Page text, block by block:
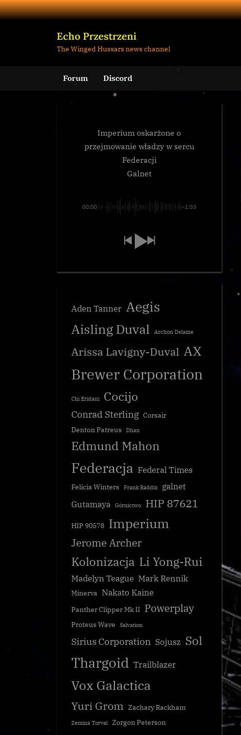
Skip
to
Echo Przestrzeni
The Winged Hussars news channel
Forum Discord
Podsumowanie tygodnia
Galnet
Imperium oskarżone o
przejmowanie władzy w sercu
Federacji
Galnet
00:00 -1:55
Aden Tanner Aegis
Aisling Duval Archon Delaine
Arissa Lavigny-Duval AX
Brewer Corporation
Chi Eridani Cocijo
Conrad Sterling Corsair
Denton Patreus
Dhan
Edmund Mahon
Federacja Federal Times
Felicia Winters Frank Raddix
galnet
Gutamaya
Górnictwo HIP 87621
HIP 90578 Imperium
Jerome Archer
Kolonizacja Li Yong-Rui
Madelyn Teague Mark Rennik
Minerva Nakato Kaine
Panther Clipper Mk II Powerplay
Proteus Wave Salvation
Sirius Corporation Sojusz Sol
Thargoid Trailblazer
Vox Galactica
Yuri Grom Zachary Rackham
Zemina Torval Zorgon Peterson